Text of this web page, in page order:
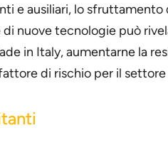
e ausiliari, lo
nuove tecnologie può
in Italy, aumentarne la
di rischio per il